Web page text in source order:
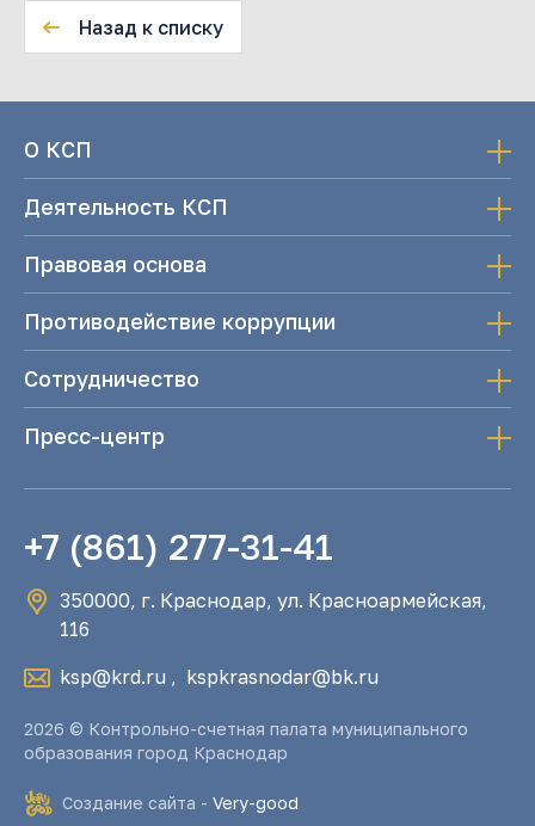
Назад к списку
О КСП
Деятельность КСП
Правовая основа
Противодействие коррупции
Сотрудничество
Пресс-центр
+7 (861) 277-31-41
350000, г. Краснодар, ул. Красноармейская,
116
ksp@krd.ru , kspkrasnodar@bk.ru
2026 © Контрольно-счетная палата муниципального
образования город Краснодар
Создание сайта - Very-good